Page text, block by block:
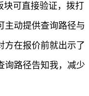
块可直接验证，拨打
主动提供查询路径与
方在报价前就出示了
询路径告知我，减少